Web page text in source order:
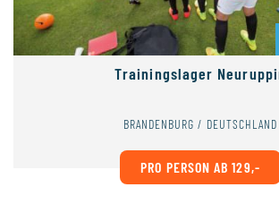
Trainingslager
BRANDENBURG / DEUTSCHLAND
PRO PERSON AB 129,-